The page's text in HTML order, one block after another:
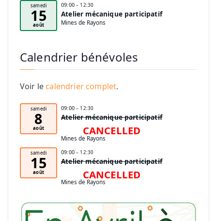
samedi
15
août
09:00 – 12:30
Atelier mécanique participatif
Mines de Rayons
Calendrier bénévoles
Voir le calendrier complet.
samedi
8
août
09:00 – 12:30
Atelier mécanique participatif
CANCELLED
Mines de Rayons
samedi
15
août
09:00 – 12:30
Atelier mécanique participatif
CANCELLED
Mines de Rayons